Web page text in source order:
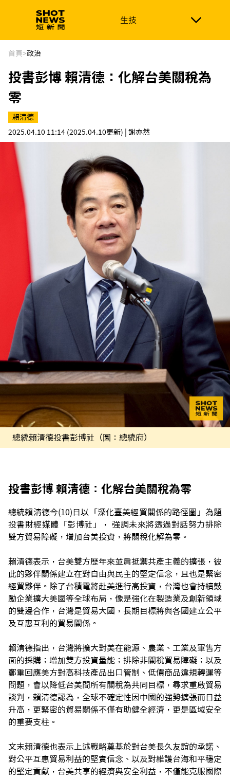
生技
生技 政治
新南向 體育
首頁>政治
投書彭博 賴清德：化解台美關稅為
零
賴清德
2025.04.10 11:14 (2025.04.10更新) | 謝亦然
總統賴清德投書彭博社（圖：總統府）
投書彭博 賴清德：化解台美關稅為零
總統賴清德今(10)日以「深化臺美經貿關係的路徑圖」為題
投書財經媒體「彭博社」， 強調未來將透過對話努力排除
雙方貿易障礙，增加台美投資，將關稅化解為零。
賴清德表示，台美雙方歷年來並肩抵禦共產主義的擴張，彼
此的夥伴關係建立在對自由與民主的堅定信念，且也是緊密
經貿夥伴。除了台積電將赴美進行高投資，台灣也會持續鼓
勵企業擴大美國等全球布局，像是強化在製造業及創新領域
的雙邊合作，台灣是貿易大國，長期目標將與各國建立公平
及互惠互利的貿易關係。
賴清德指出，台灣將擴大對美在能源、農業、工業及軍售方
面的採購；增加雙方投資量能；排除非關稅貿易障礙；以及
鄭重回應美方對高科技產品出口管制、低價商品違規轉運等
問題，會以降低台美間所有關稅為共同目標，尋求重啟貿易
談判，賴清德認為，全球不確定性因中國的強勢擴張而日益
升高，更緊密的貿易關係不僅有助健全經濟，更是區域安全
的重要支柱。
文末賴清德也表示上述戰略奠基於對台美長久友誼的承諾、
對公平互惠貿易利益的堅實信念、以及對維護台海和平穩定
的堅定貢獻，台美共享的經濟與安全利益，不僅能克服國際